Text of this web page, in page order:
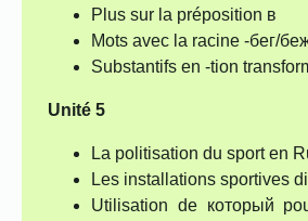
Plus sur la préposition в
Mots avec la racine -бег/
Substantifs en -tion
Unité 5
La politisation du sport en
Les installations sportives
Utilisation de который